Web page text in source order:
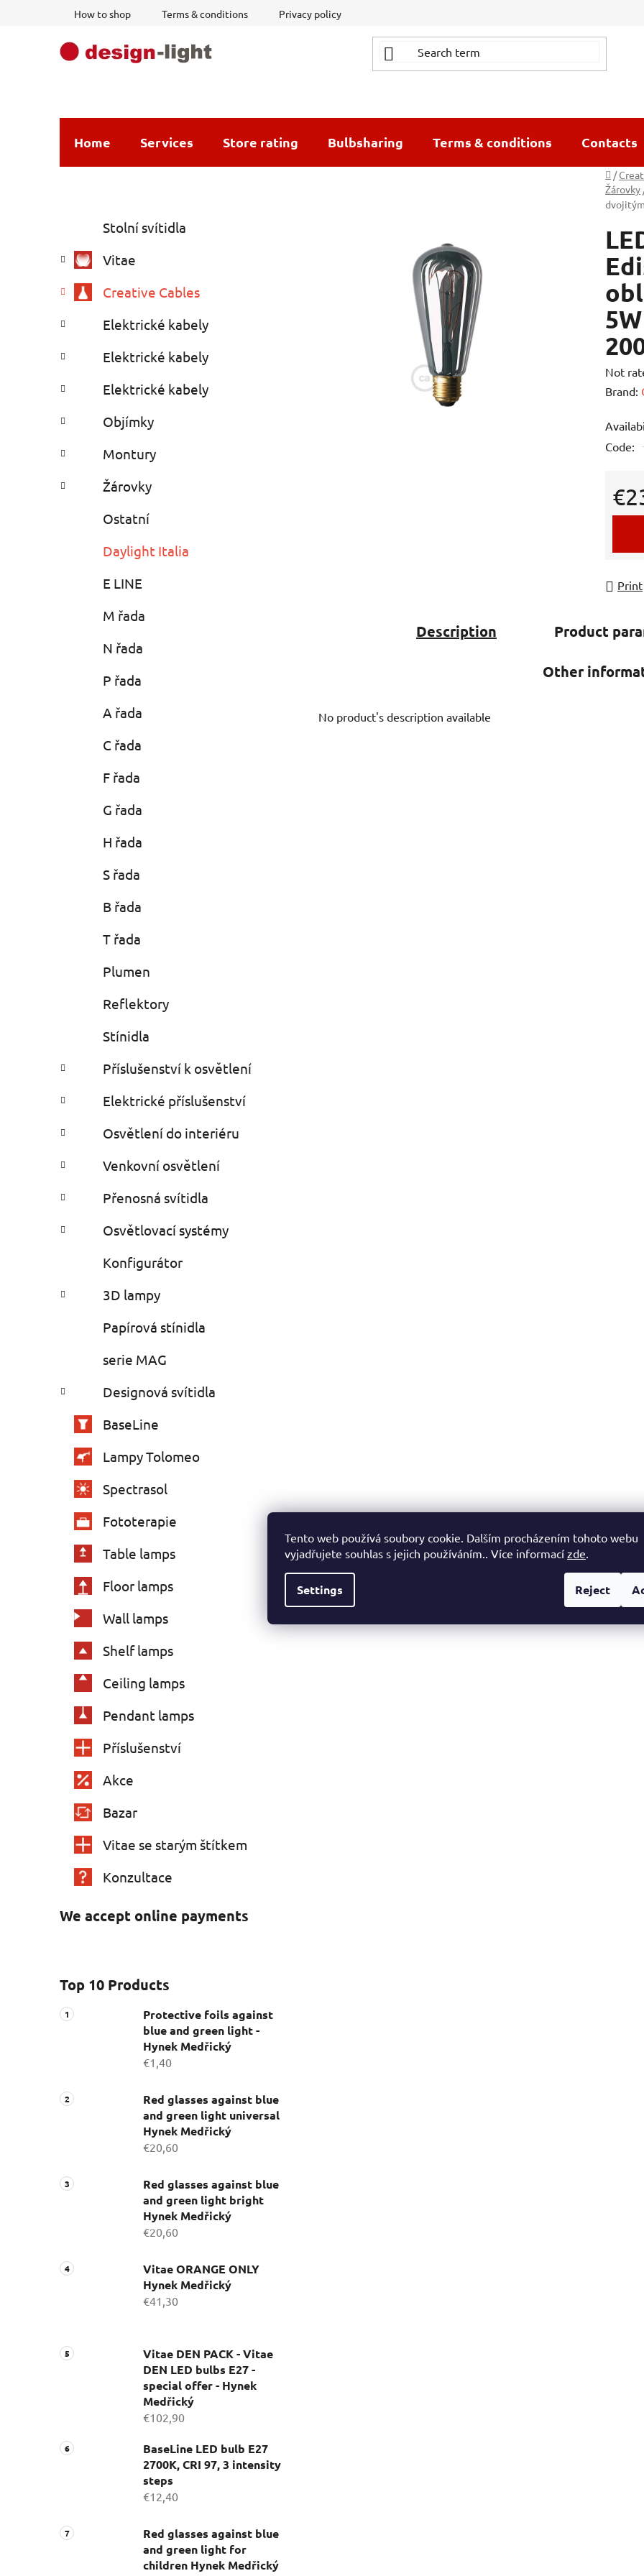
Tento web používá soubory cookie. Dalším procházením tohoto webu
vyjadřujete souhlas s jejich používáním.. Více informací zde.
Settings Reject
How to shop Terms & conditions Privacy policy
Home Services Store rating Bulbsharing Terms & conditions Contacts
Home
/
Žárovky
d
b
r
categories
e
o
i
s
Stolní svítidla
Vitae
Creative Cables
Elektrické kabely
Elektrické kabely
Elektrické kabely
Objímky
Montury
Žárovky
Ostatní
Daylight Italia
E LINE
M řada
N řada
P řada
A řada
C řada
F řada
G řada
H řada
S řada
B řada
T řada
Plumen
Reflektory
Stínidla
Příslušenství k osvětlení
Elektrické příslušenství
Osvětlení do interiéru
Venkovní osvětlení
Přenosná svítidla
Osvětlovací systémy
Konfigurátor
3D lampy
Papírová stínidla
serie MAG
Designová svítidla
BaseLine
Lampy Tolomeo
Spectrasol
Fototerapie
Table lamps
Floor lamps
Wall lamps
Shelf lamps
Ceiling lamps
Pendant lamps
Příslušenství
Akce
Bazar
Vitae se starým štítkem
Konzultace
We accept online payments
Top 10 Products
Protective foils against
blue and green light -
Hynek Medřický
€1,40
Red glasses against blue
and green light universal
Hynek Medřický
€20,60
Red glasses against blue
and green light bright
Hynek Medřický
€20,60
Vitae ORANGE ONLY
Hynek Medřický
€41,30
Vitae DEN PACK - Vitae
DEN LED bulbs E27 -
special offer - Hynek
Medřický
€102,90
BaseLine LED bulb E27
2700K, CRI 97, 3 intensity
steps
€12,40
Red glasses against blue
and green light for
children Hynek Medřický
The
rating
is
out
Not
Brand:
Code:
Print
Description Product
Other
No product's description available